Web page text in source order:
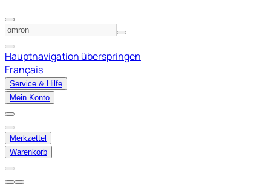
Hauptnavigation überspringen
Français
Service & Hilfe
Mein Konto
Merkzettel
Warenkorb